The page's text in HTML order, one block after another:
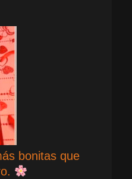
bonitas que